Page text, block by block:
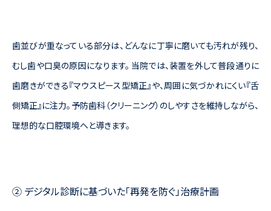
歯並びが重なっている部分は、どんなに丁寧に磨いても汚れが残り、
むし歯や口臭の原因になります。 当院では、装置を外して普段通りに
歯磨きができる『マウスピース型矯正』や、周囲に気づかれにくい『舌
側矯正』に注力。予防歯科（クリーニング）のしやすさを維持しながら、
理想的な口腔環境へと導きます。
② デジタル診断に基づいた「再発を防ぐ」治療計画